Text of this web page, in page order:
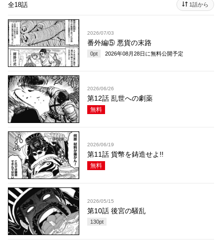
全18話 1話から
2026/07/03
番外編⑤ 悪貨の末路
0pt 2026年08月28日 に無料公開予定
2026/06/26
第12話 乱世への劇薬
無料
2026/06/19
第11話 貨幣を鋳造せよ!!
無料
2026/05/15
第10話 後宮の騒乱
130pt